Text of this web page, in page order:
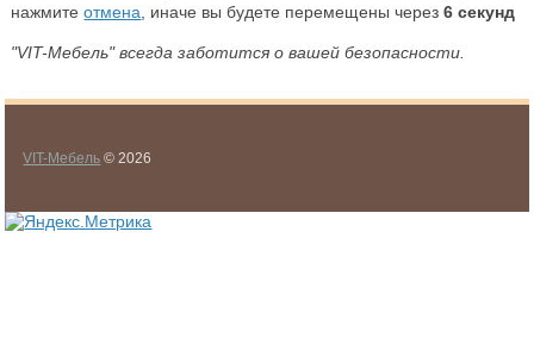
нажмитеотмена , иначе вы будете перемещены через6 секунд
"VIT-Мебель" всегда заботится о вашей безопасности.
VIT-Мебель © 2026